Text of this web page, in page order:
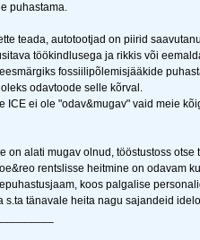
puhastama.
teada, autotootjad on piirid
töökindlusega ja rikkis või
fossiilipõlemisjääkide
odavtoode selle kõrval.
ICE ei ole "odav&mugav" vaid meie
on alati mugav olnud, tööstustoss
rentslisse heitmine on odavam
koos palgalise
s.ta tänavale heita nagu sajandeid